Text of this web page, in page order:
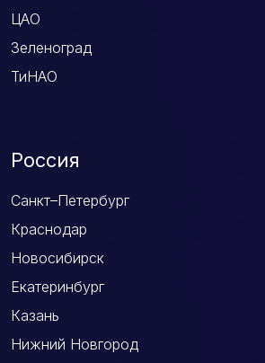
ЦАО
Зеленоград
ТиНАО
Россия
Санкт–Петербург
Краснодар
Новосибирск
Екатеринбург
Казань
Нижний Новгород